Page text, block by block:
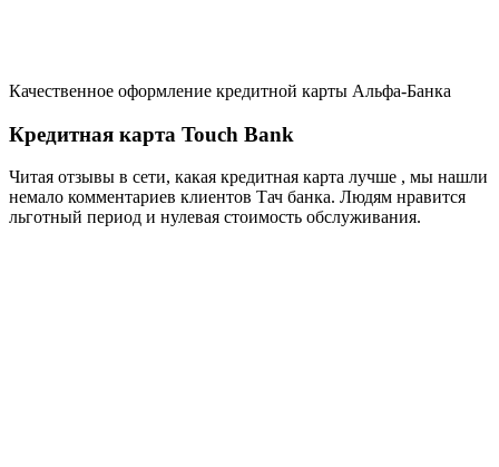
Качественное оформление кредитной карты Альфа-Банка
Кредитная карта Touch Bank
Читая отзывы в сети, какая кредитная карта лучше , мы нашли
немало комментариев клиентов Тач банка. Людям нравится
льготный период и нулевая стоимость обслуживания.